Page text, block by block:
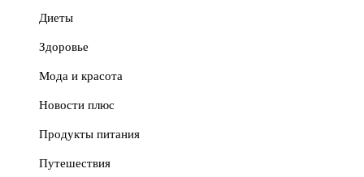
Диеты
Здоровье
Мода и красота
Новости плюс
Продукты питания
Путешествия